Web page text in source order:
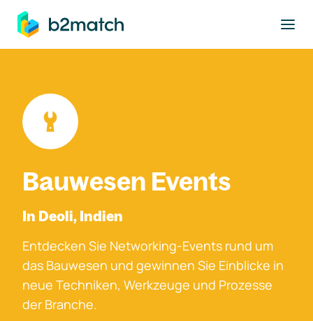
springen
Bauwesen Events
In Deoli, Indien
Entdecken Sie Networking-Events rund um
das Bauwesen und gewinnen Sie Einblicke in
neue Techniken, Werkzeuge und Prozesse
der Branche.